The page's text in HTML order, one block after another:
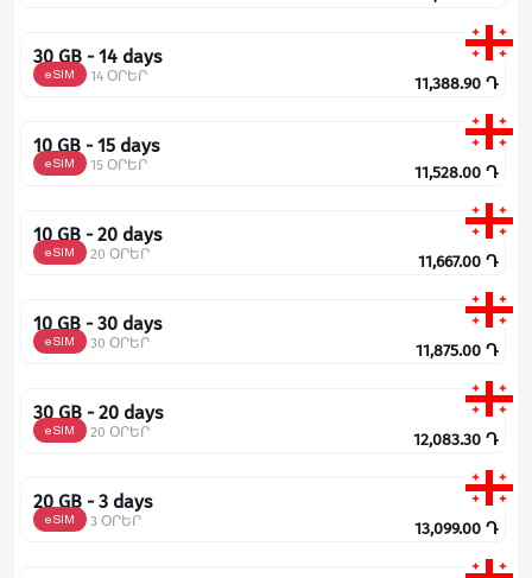
30 GB - 14 days
eSIM 14 ՕՐԵՐ 11,388.90 Դ
10 GB - 15 days
eSIM 15 ՕՐԵՐ 11,528.00 Դ
10 GB - 20 days
eSIM 20 ՕՐԵՐ 11,667.00 Դ
10 GB - 30 days
eSIM 30 ՕՐԵՐ 11,875.00 Դ
30 GB - 20 days
eSIM 20 ՕՐԵՐ 12,083.30 Դ
20 GB - 3 days
eSIM 3 ՕՐԵՐ 13,099.00 Դ